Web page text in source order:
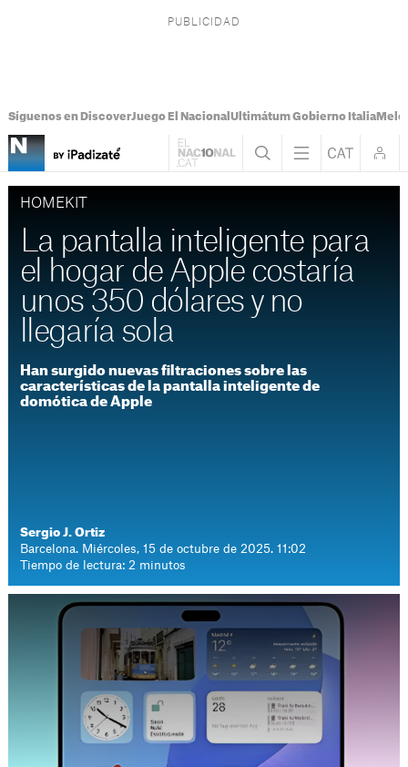
Síguenos en DiscoverJuego El Nacional Ultimátum Gobierno Italia
HOMEKIT
La pantalla inteligente para
el hogar de Apple costaría
unos 350 dólares y no
llegaría sola
Han surgido nuevas filtraciones sobre las
características de la pantalla inteligente de
domótica de Apple
Sergio J. Ortiz
Barcelona. Miércoles, 15 de octubre de 2025. 11:02
Tiempo de lectura: 2 minutos